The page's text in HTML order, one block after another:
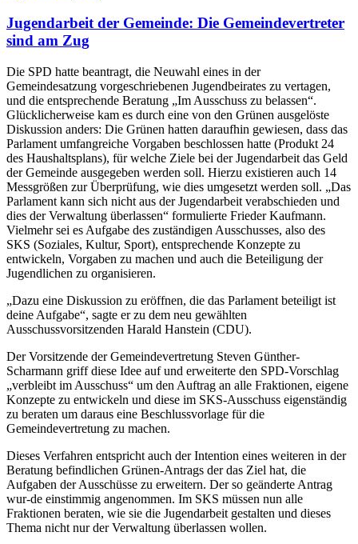
Jugendarbeit der Gemeinde: Die Gemeindevertreter
sind am Zug
Die SPD hatte beantragt, die Neuwahl eines in der
Gemeindesatzung vorgeschriebenen Jugendbeirates zu vertagen,
und die entsprechende Beratung „Im Ausschuss zu belassen“.
Glücklicherweise kam es durch eine von den Grünen ausgelöste
Diskussion anders: Die Grünen hatten daraufhin gewiesen, dass das
Parlament umfangreiche Vorgaben beschlossen hatte (Produkt 24
des Haushaltsplans), für welche Ziele bei der Jugendarbeit das Geld
der Gemeinde ausgegeben werden soll. Hierzu existieren auch 14
Messgrößen zur Überprüfung, wie dies umgesetzt werden soll. „Das
Parlament kann sich nicht aus der Jugendarbeit verabschieden und
dies der Verwaltung überlassen“ formulierte Frieder Kaufmann.
Vielmehr sei es Aufgabe des zuständigen Ausschusses, also des
SKS (Soziales, Kultur, Sport), entsprechende Konzepte zu
entwickeln, Vorgaben zu machen und auch die Beteiligung der
Jugendlichen zu organisieren.
„Dazu eine Diskussion zu eröffnen, die das Parlament beteiligt ist
deine Aufgabe“, sagte er zu dem neu gewählten
Ausschussvorsitzenden Harald Hanstein (CDU).
Der Vorsitzende der Gemeindevertretung Steven Günther-
Scharmann griff diese Idee auf und erweiterte den SPD-Vorschlag
„verbleibt im Ausschuss“ um den Auftrag an alle Fraktionen, eigene
Konzepte zu entwickeln und diese im SKS-Ausschuss eigenständig
zu beraten um daraus eine Beschlussvorlage für die
Gemeindevertretung zu machen.
Dieses Verfahren entspricht auch der Intention eines weiteren in der
Beratung befindlichen Grünen-Antrags der das Ziel hat, die
Aufgaben der Ausschüsse zu erweitern. Der so geänderte Antrag
wur-de einstimmig angenommen. Im SKS müssen nun alle
Fraktionen beraten, wie sie die Jugendarbeit gestalten und dieses
Thema nicht nur der Verwaltung überlassen wollen.